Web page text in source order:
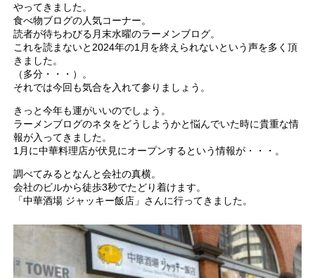
やってきました。
食べ物ブログの人気コーナー。
読者が待ちわびる月末水曜のラーメンブログ。
これを読まないと2024年の1月を終えられないという声を多く頂
きました。
（多分・・・）。
それでは今回も気合を入れて参りましょう。
きっと今年も運がいいのでしょう。
ラーメンブログのネタをどうしようかと悩んでいた時に貴重な情
報が入ってきました。
1月に中華料理店が伏見にオープンするという情報が・・・。
調べてみるとなんと会社の真横。
会社のビルから徒歩3秒でたどり着けます。
「中華酒場 ジャッキー飯店」さんに行ってきました。